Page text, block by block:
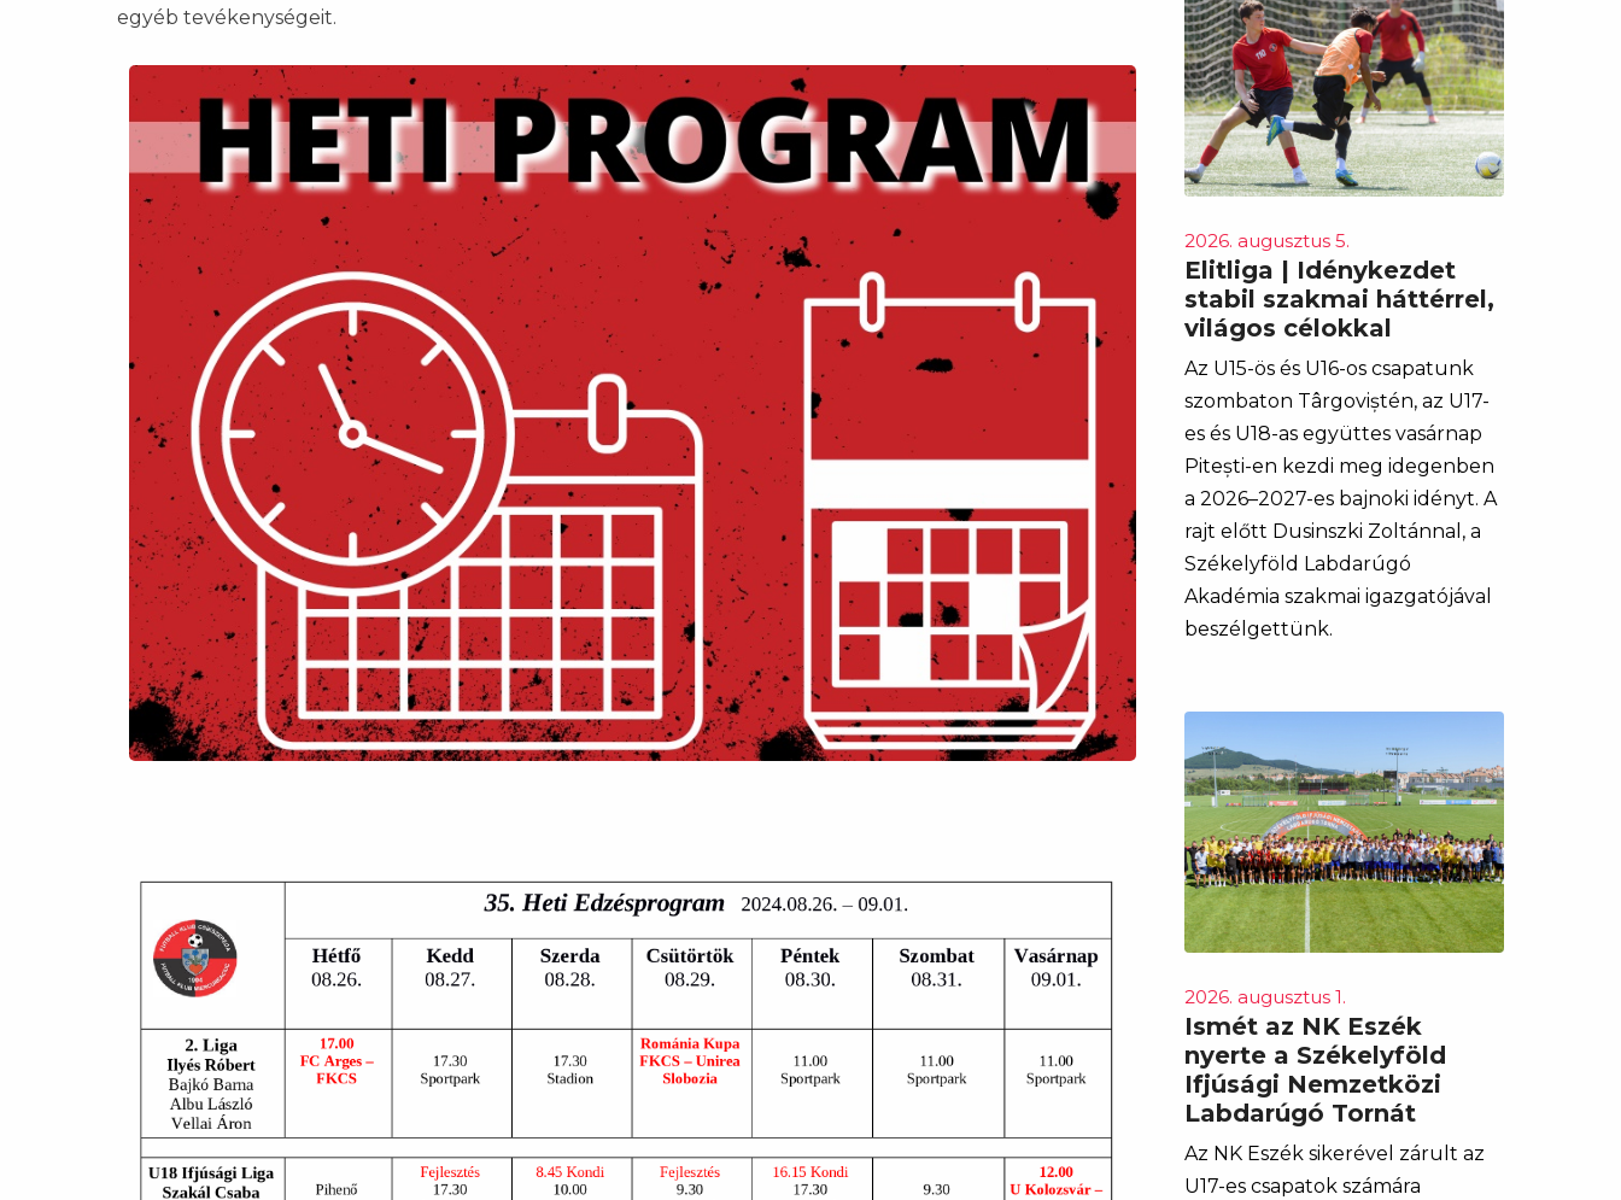
egyéb tevékenységeit.
2026. augusztus 5.
Elitliga | Idénykezdet
stabil szakmai háttérrel,
világos célokkal
Az U15-ös és U16-os csapatunk
szombaton Târgoviștén, az U17-
es és U18-as együttes vasárnap
Pitești-en kezdi meg idegenben
a 2026–2027-es bajnoki idényt. A
rajt előtt Dusinszki Zoltánnal, a
Székelyföld Labdarúgó
Akadémia szakmai igazgatójával
beszélgettünk.
2026. augusztus 1.
Ismét az NK Eszék
nyerte a Székelyföld
Ifjúsági Nemzetközi
Labdarúgó Tornát
Az NK Eszék sikerével zárult az
U17-es csapatok számára